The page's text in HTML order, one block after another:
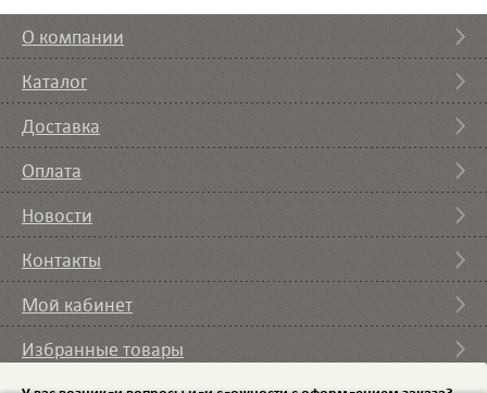
О компании
Каталог
Доставка
Оплата
Новости
Контакты
Мой кабинет
Избранные товары